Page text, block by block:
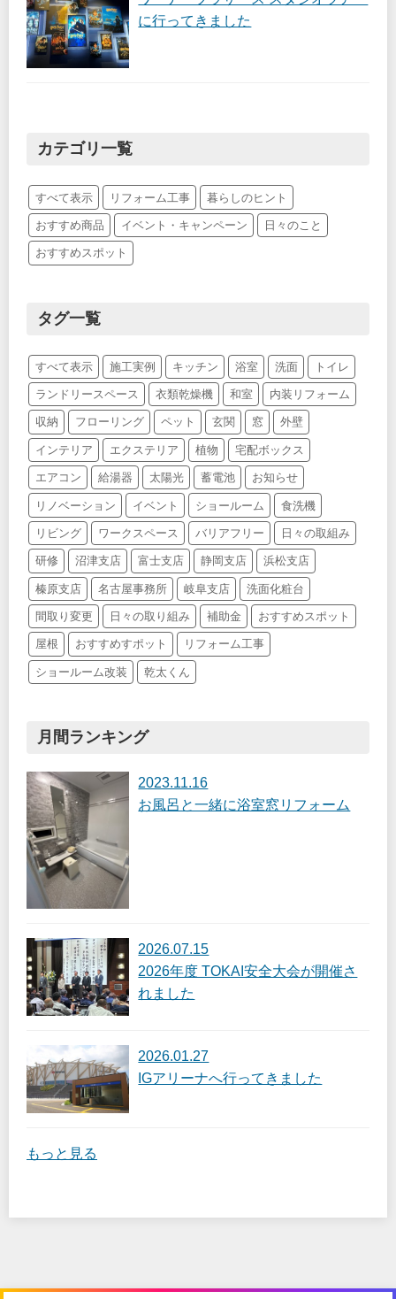
に行ってきました
カテゴリ一覧
すべて表示 リフォーム工事 暮らしのヒント
おすすめ商品 イベント・キャンペーン 日々のこと
おすすめスポット
タグ一覧
すべて表示 施工実例 キッチン 浴室 洗面 トイレ
ランドリースペース 衣類乾燥機 和室 内装リフォーム
収納 フローリング ペット 玄関 窓 外壁
インテリア エクステリア 植物 宅配ボックス
エアコン 給湯器 太陽光 蓄電池 お知らせ
リノベーション イベント ショールーム 食洗機
リビング ワークスペース バリアフリー 日々の取組み
研修 沼津支店 富士支店 静岡支店 浜松支店
榛原支店 名古屋事務所 岐阜支店 洗面化粧台
間取り変更 日々の取り組み 補助金 おすすめスポット
屋根 おすすめすポット リフォーム工事
ショールーム改装 乾太くん
月間ランキング
2023.11.16
お風呂と一緒に浴室窓リフォーム
2026.07.15
2026年度 TOKAI安全大会が開催さ
れました
2026.01.27
IGアリーナへ行ってきました
もっと見る